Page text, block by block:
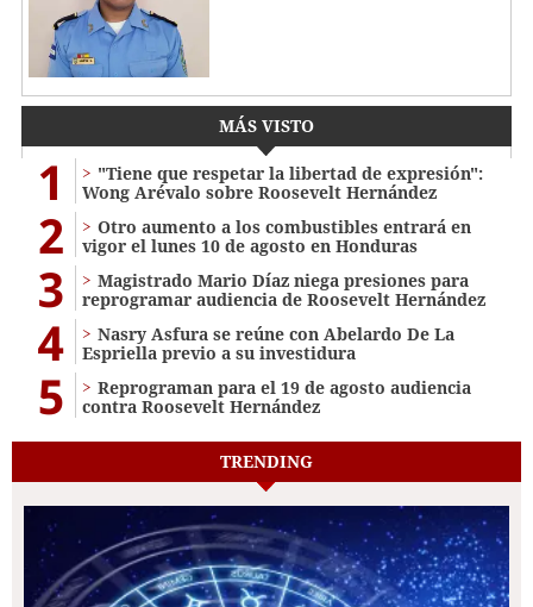
MÁS VISTO
1
"Tiene que respetar la libertad de expresión":
Wong Arévalo sobre Roosevelt Hernández
2
Otro aumento a los combustibles entrará en
vigor el lunes 10 de agosto en Honduras
3
Magistrado Mario Díaz niega presiones para
reprogramar audiencia de Roosevelt Hernández
4
Nasry Asfura se reúne con Abelardo De La
Espriella previo a su investidura
5
Reprograman para el 19 de agosto audiencia
contra Roosevelt Hernández
TRENDING